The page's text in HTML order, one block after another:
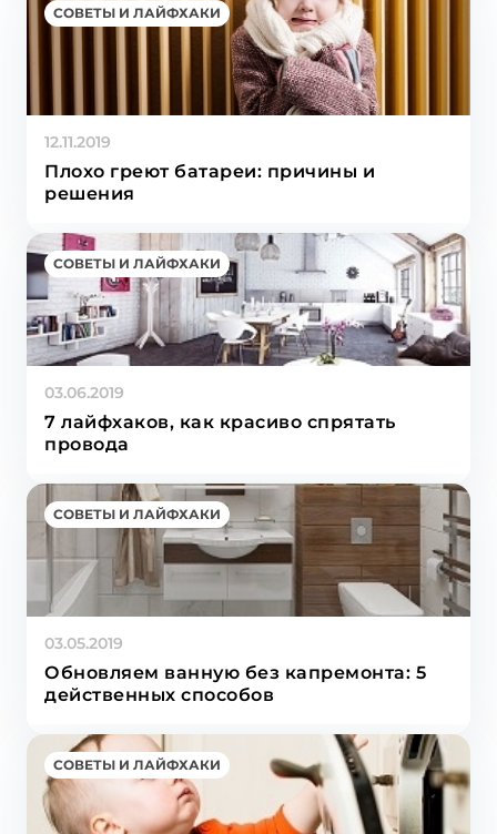
СОВЕТЫ И ЛАЙФХАКИ
12.11.2019
Плохо греют батареи: причины и
решения
СОВЕТЫ И ЛАЙФХАКИ
03.06.2019
7 лайфхаков, как красиво спрятать
провода
СОВЕТЫ И ЛАЙФХАКИ
03.05.2019
Обновляем ванную без капремонта: 5
действенных способов
СОВЕТЫ И ЛАЙФХАКИ